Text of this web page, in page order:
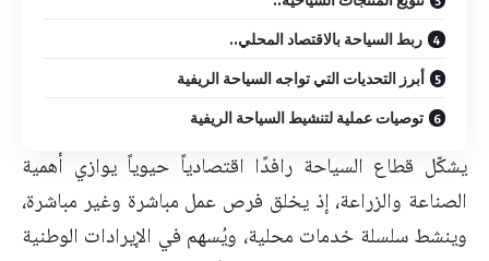
ربط السياحة بالاقتصاد المحلي..
أبرز التحديات التي تواجه السياحة الريفية
توصيات عملية لتنشيط السياحة الريفية
يشكّل قطاع السياحة رافدًا اقتصادياً حيوياً يوازي أهمية
الصناعة والزراعة، إذ يخلق فرص عمل مباشرة وغير مباشرة،
وينشط سلسلة خدمات محلية، ويُسهم في الإيرادات الوطنية